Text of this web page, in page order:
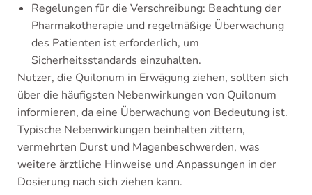
Regelungen für die Verschreibung: Beachtung der
Pharmakotherapie und regelmäßige Überwachung
des Patienten ist erforderlich, um
Sicherheitsstandards einzuhalten.
Nutzer, die Quilonum in Erwägung ziehen, sollten sich
über die häufigsten Nebenwirkungen von Quilonum
informieren, da eine Überwachung von Bedeutung ist.
Typische Nebenwirkungen beinhalten zittern,
vermehrten Durst und Magenbeschwerden, was
weitere ärztliche Hinweise und Anpassungen in der
Dosierung nach sich ziehen kann.